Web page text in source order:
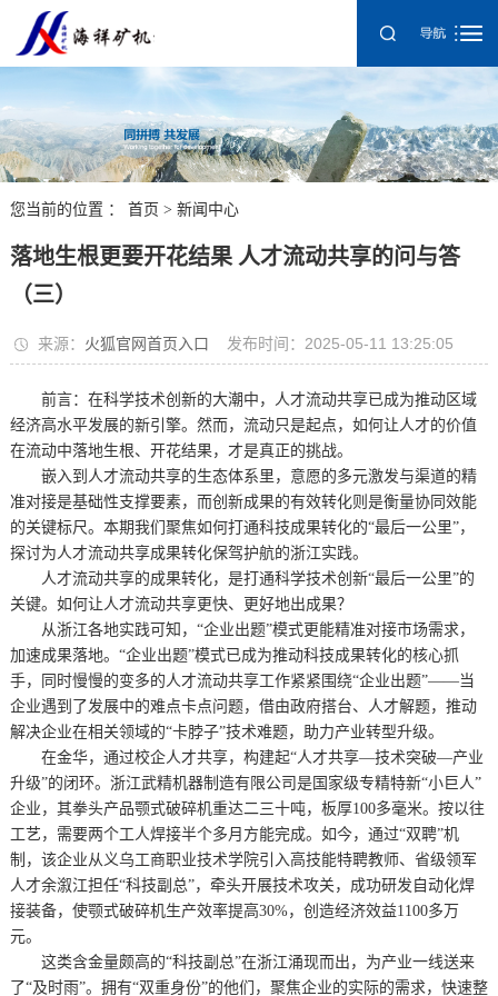
您当前的位置 ： 首页 > 新闻中心
落地生根更要开花结果 人才流动共享的问与答
（三）
来源： 火狐官网首页入口 发布时间：2025-05-11 13:25:05
前言：在科学技术创新的大潮中，人才流动共享已成为推动区域
经济高水平发展的新引擎。然而，流动只是起点，如何让人才的价值
在流动中落地生根、开花结果，才是真正的挑战。
嵌入到人才流动共享的生态体系里，意愿的多元激发与渠道的精
准对接是基础性支撑要素，而创新成果的有效转化则是衡量协同效能
的关键标尺。本期我们聚焦如何打通科技成果转化的“最后一公里”，
探讨为人才流动共享成果转化保驾护航的浙江实践。
人才流动共享的成果转化，是打通科学技术创新“最后一公里”的
关键。如何让人才流动共享更快、更好地出成果？
从浙江各地实践可知，“企业出题”模式更能精准对接市场需求，
加速成果落地。“企业出题”模式已成为推动科技成果转化的核心抓
手，同时慢慢的变多的人才流动共享工作紧紧围绕“企业出题”——当
企业遇到了发展中的难点卡点问题，借由政府搭台、人才解题，推动
解决企业在相关领域的“卡脖子”技术难题，助力产业转型升级。
在金华，通过校企人才共享，构建起“人才共享—技术突破—产业
升级”的闭环。浙江武精机器制造有限公司是国家级专精特新“小巨人”
企业，其拳头产品颚式破碎机重达二三十吨，板厚100多毫米。按以往
工艺，需要两个工人焊接半个多月方能完成。如今，通过“双聘”机
制，该企业从义乌工商职业技术学院引入高技能特聘教师、省级领军
人才余溆江担任“科技副总”，牵头开展技术攻关，成功研发自动化焊
接装备，使颚式破碎机生产效率提高30%，创造经济效益1100多万
元。
这类含金量颇高的“科技副总”在浙江涌现而出，为产业一线送来
了“及时雨”。拥有“双重身份”的他们，聚焦企业的实际的需求，快速整